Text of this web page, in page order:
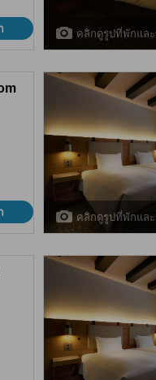
คลิกดูรูปที่พักแล
คลิกดูรูปที่พักแล